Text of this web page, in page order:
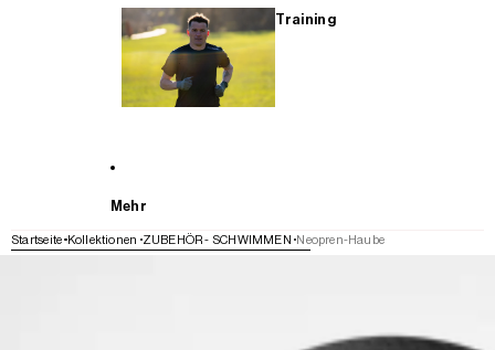
Training
Mehr
Startseite Kollektionen ZUBEHÖR - SCHWIMMEN Neopren-Haube
WEITER ZU DEN PRODUKTINFORMATIONEN